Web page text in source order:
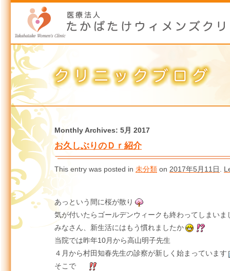
Monthly Archives: 5月 2017
お久しぶりのＤｒ紹介
This entry was posted in 未分類 on 2017年5月11日
あっという間に桜が散り
気が付いたらゴールデンウィークも終わってしまいま
みなさん、新生活にはもう慣れましたか
当院では昨年10月から高山明子先生
４月から村田知春先生の診察が新しく始まっています
そこで